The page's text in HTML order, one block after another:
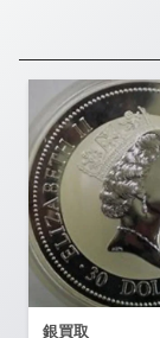
銀買取